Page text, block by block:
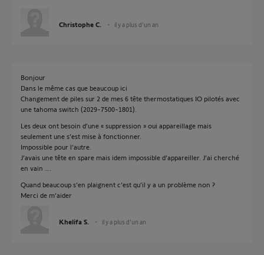
Christophe C. il y a plus d'un an
Bonjour
Dans le même cas que beaucoup ici
Changement de piles sur 2 de mes 6 tête thermostatiques IO pilotés avec
une tahoma switch (2029-7500-1801).
Les deux ont besoin d’une « suppression » oui appareillage mais
seulement une s’est mise à fonctionner.
Impossible pour l’autre.
J’avais une tête en spare mais idem impossible d’appareiller. J’ai cherché
en vain ….
Quand beaucoup s’en plaignent c’est qu’il y a un problème non ?
Merci de m’aider
Khelifa S. il y a plus d'un an